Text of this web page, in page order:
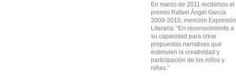
En marzo de 2011 recibimos el
premio Rafael Ángel García
2009-2010, mención Expresión
Literaria: “En reconocimiento a
su capacidad para crear
propuestas narrativas que
estimulen la creatividad y
participación de los niños y
niñas.”